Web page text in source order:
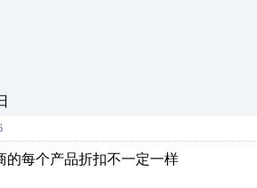
每个产品折扣不一定一样